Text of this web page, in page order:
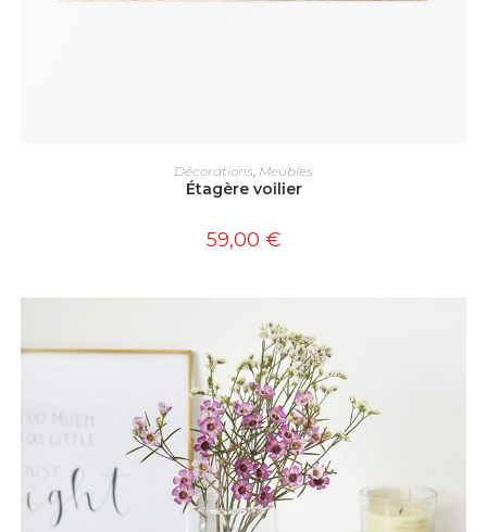
AJOUTER AU PANIER
Décorations Meubles
Étagère voilier
59,00 €